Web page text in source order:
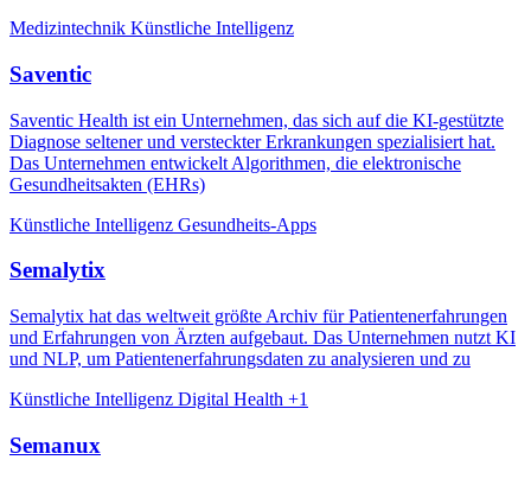
Medizintechnik Künstliche Intelligenz
Saventic
Saventic Health ist ein Unternehmen, das sich auf die KI-gestützte
Diagnose seltener und versteckter Erkrankungen spezialisiert hat.
Das Unternehmen entwickelt Algorithmen, die elektronische
Gesundheitsakten (EHRs)
Künstliche Intelligenz Gesundheits-Apps
Semalytix
Semalytix hat das weltweit größte Archiv für Patientenerfahrungen
und Erfahrungen von Ärzten aufgebaut. Das Unternehmen nutzt KI
und NLP, um Patientenerfahrungsdaten zu analysieren und zu
Künstliche Intelligenz Digital Health +1
Semanux